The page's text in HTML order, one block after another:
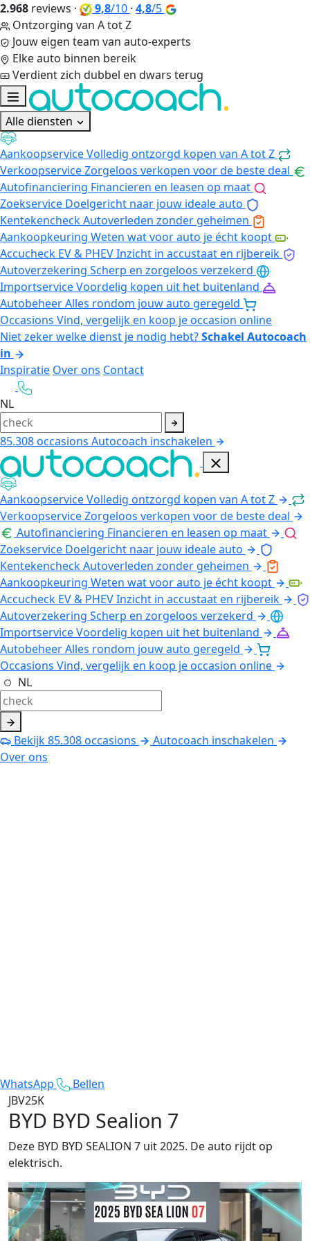
2.968 reviews · 9,8/10 · 4,8/5
Ontzorging van A tot Z
Jouw eigen team van auto-experts
Elke auto binnen bereik
Verdient zich dubbel en dwars terug
Alle diensten
AankoopserviceVolledig ontzorgd kopen van A tot Z
VerkoopserviceZorgeloos verkopen voor de beste deal
Autofinanciering Financieren en leasen op maat
Zoekservice Doelgericht naar jouw ideale auto
KentekencheckAutoverleden zonder geheimen
Aankoopkeuring Weten wat voor auto je écht koopt
Accucheck EV & PHEVInzicht in accustaat en rijbereik
Autoverzekering Scherp en zorgeloos verzekerd
ImportserviceVoordelig kopen uit het buitenland
AutobeheerAlles rondom jouw auto geregeld
Occasions Vind, vergelijk en koop je occasion online
Niet zeker welke dienst je nodig hebt?Schakel Autocoach
in
Inspiratie Over ons Contact
NL
85.308occasions Autocoach inschakelen
AankoopserviceVolledig ontzorgd kopen van A tot Z
VerkoopserviceZorgeloos verkopen voor de beste deal
Autofinanciering Financieren en leasen op maat
Zoekservice Doelgericht naar jouw ideale auto
KentekencheckAutoverleden zonder geheimen
Aankoopkeuring Weten wat voor auto je écht koopt
Accucheck EV & PHEVInzicht in accustaat en rijbereik
Autoverzekering Scherp en zorgeloos verzekerd
ImportserviceVoordelig kopen uit het buitenland
AutobeheerAlles rondom jouw auto geregeld
Occasions Vind, vergelijk en koop je occasion online
NL
Bekijk85.308occasions
Autocoach inschakelen
Over ons
WhatsApp
Bellen
JBV25K
BYD BYD Sealion 7
Deze BYD BYD SEALION 7 uit 2025. De auto rijdt op
elektrisch.